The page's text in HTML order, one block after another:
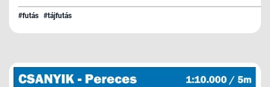
#futás #tájfutás